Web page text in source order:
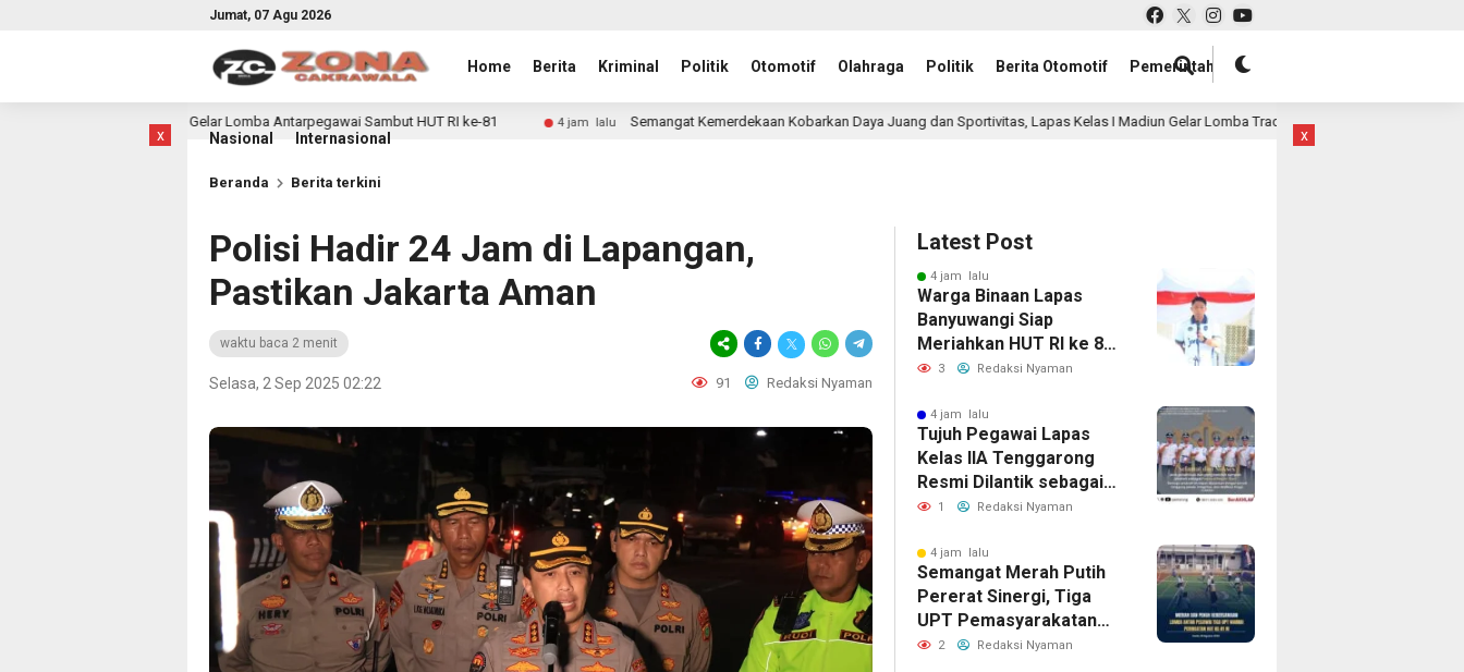
Jumat, 07 Agu 2026
Home Berita Kriminal Politik Otomotif Olahraga Politik Berita Otomotif Pemerintah
Nasional Internasional
x
Gelar Lomba Antarpegawai Sambut HUT RI ke-81 4 jam lalu Semangat Kemerdekaan Kobarkan Daya Juang dan Sportivitas, Lapas Kelas I Madiun Gelar Lomba Tradisional Lanjutan bagi Warga Binaan
Beranda Berita terkini
Polisi Hadir 24 Jam di Lapangan,
Pastikan Jakarta Aman
waktu baca 2 menit
Selasa, 2 Sep 2025 02:22 91 Redaksi Nyaman
Latest Post
4 jam lalu
Warga Binaan Lapas
Banyuwangi Siap
Meriahkan HUT RI ke 81
dengan Berbagai
3 Redaksi Nyaman
4 jam lalu
Tujuh Pegawai Lapas
Kelas IIA Tenggarong
Resmi Dilantik sebagai
PNS, Siap Wujudkan
Berdampak bagi
Masyarakat
1 Redaksi Nyaman
4 jam lalu
Semangat Merah Putih
Pererat Sinergi, Tiga
UPT Pemasyarakatan
Tenggarong Gelar
2 Redaksi Nyaman
x